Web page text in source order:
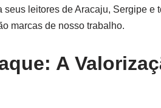
seus leitores de Aracaju, Sergipe e
marcas de nosso trabalho.
A